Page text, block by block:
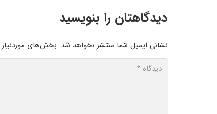
دیدگاهتان را بنویسید
نشانی ایمیل شما منتشر نخواهد شد. بخش‌های